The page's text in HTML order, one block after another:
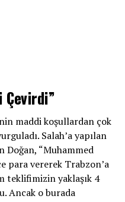
maddi koşullardan çok
Salah’a yapılan
“Muhammed
para vererek Trabzon’a
teklifimizin yaklaşık 4
Ancak o burada